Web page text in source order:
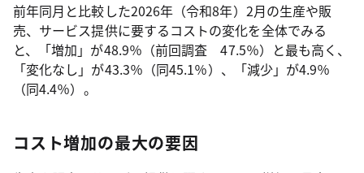
前年同月と比較した2026年（令和8年）2月の生産や販
売、サービス提供に要するコストの変化を全体でみる
と、「増加」が48.9％（前回調査 47.5％）と最も高く、
「変化なし」が43.3％（同45.1％）、「減少」が4.9％
（同4.4％）。
コスト増加の最大の要因